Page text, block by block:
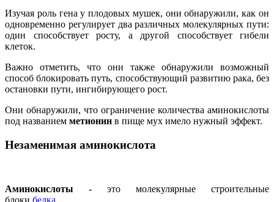
Изучая роль гена у плодовых мушек, они обнаружили, как он
одновременно регулирует два различных молекулярных пути:
один способствует росту, а другой способствует гибели
клеток.
Важно отметить, что они также обнаружили возможный
способ блокировать путь, способствующий развитию рака, без
остановки пути, ингибирующего рост.
Они обнаружили, что ограничение количества аминокислоты
под названием метионин в пище мух имело нужный эффект.
Незаменимая аминокислота
Аминокислоты - это молекулярные строительные